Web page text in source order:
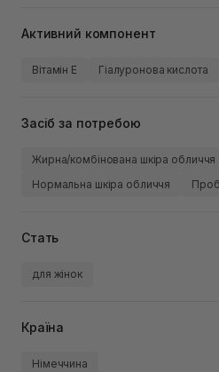
Активний компонент
Вітамін Е Гіалуронова кислота
Засіб за потребою
Жирна/комбінована шкіра обличчя
Нормальна шкіра обличчя
Стать
для жінок
Країна
Німеччина